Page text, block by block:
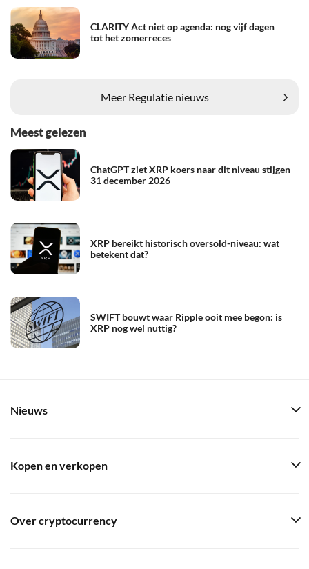
CLARITY Act niet op agenda: nog vijf dagen
tot het zomerreces
Meer Regulatie nieuws
Meest gelezen
ChatGPT ziet XRP koers naar dit niveau stijgen
31 december 2026
XRP bereikt historisch oversold-niveau: wat
betekent dat?
SWIFT bouwt waar Ripple ooit mee begon: is
XRP nog wel nuttig?
Nieuws
Kopen en verkopen
Over cryptocurrency